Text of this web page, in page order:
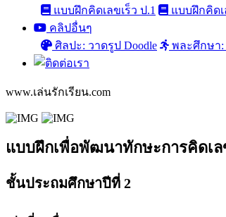
แบบฝึกคิดเลขเร็ว ป.1
แบบฝึกคิดเ
คลิปอื่นๆ
ศิลปะ: วาดรูป Doodle
พละศึกษา:
www.เล่นรักเรียน.com
แบบฝึกเพื่อพัฒนาทักษะการคิดเล
ชั้นประถมศึกษาปีที่ 2